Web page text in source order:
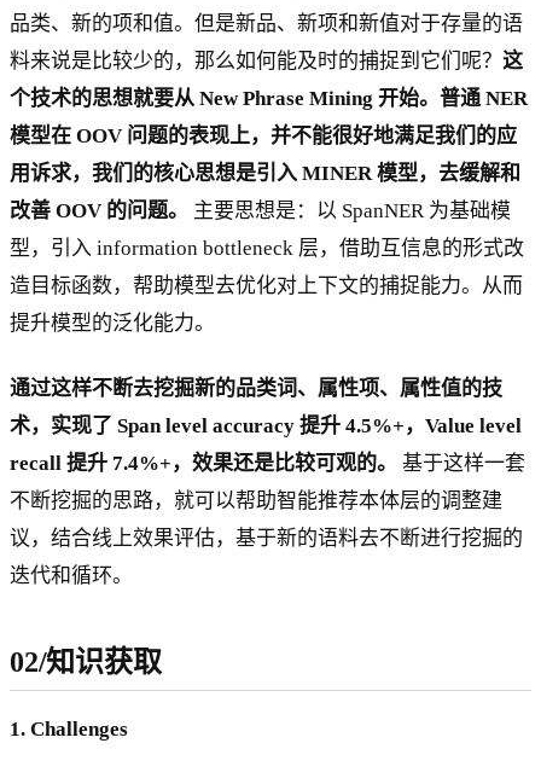
品类、新的项和值。但是新品、新项和新值对于存量的语
料来说是比较少的，那么如何能及时的捕捉到它们呢？ 这
个技术的思想就要从 New Phrase Mining 开始。普通 NER
模型在 OOV 问题的表现上，并不能很好地满足我们的应
用诉求，我们的核心思想是引入 MINER 模型，去缓解和
改善 OOV 的问题。
主要思想是：以 SpanNER 为基础模
型，引入 information bottleneck 层，借助互信息的形式改
造目标函数，帮助模型去优化对上下文的捕捉能力。从而
提升模型的泛化能力。
通过这样不断去挖掘新的品类词、属性项、属性值的技
术，实现了 Span level accuracy 提升 4.5%+，Value level
recall 提升 7.4%+，效果还是比较可观的。
基于这样一套
不断挖掘的思路，就可以帮助智能推荐本体层的调整建
议，结合线上效果评估，基于新的语料去不断进行挖掘的
迭代和循环。
02/知识获取
1. Challenges